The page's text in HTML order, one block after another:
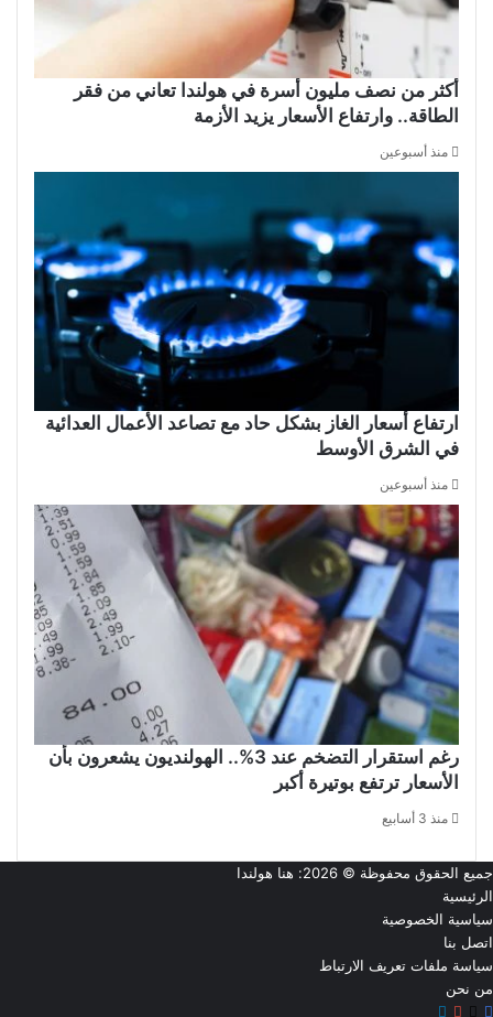
أكثر من نصف مليون أسرة في هولندا تعاني من فقر
الطاقة.. وارتفاع الأسعار يزيد الأزمة
منذ أسبوعين
ارتفاع أسعار الغاز بشكل حاد مع تصاعد الأعمال العدائية
في الشرق الأوسط
منذ أسبوعين
رغم استقرار التضخم عند 3%.. الهولنديون يشعرون بأن
الأسعار ترتفع بوتيرة أكبر
منذ 3 أسابيع
جميع الحقوق محفوظة © 2026:
هنا هولندا
الرئيسية
سياسية الخصوصية
اتصل بنا
سياسة ملفات تعريف الارتباط
من نحن
فيسبوك
‫X
‫YouTube